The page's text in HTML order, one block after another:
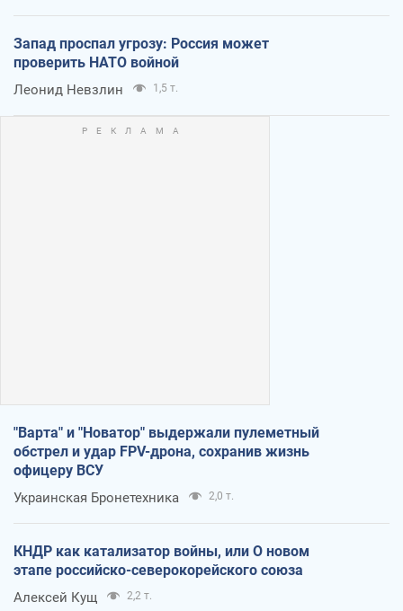
Запад проспал угрозу: Россия может
проверить НАТО войной
Леонид Невзлин 1,5 т.
"Варта" и "Новатор" выдержали пулеметный
обстрел и удар FPV-дрона, сохранив жизнь
офицеру ВСУ
Украинская Бронетехника 2,0 т.
КНДР как катализатор войны, или О новом
этапе российско-северокорейского союза
Алексей Кущ 2,2 т.